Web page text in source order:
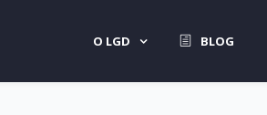
O LGD BLOG